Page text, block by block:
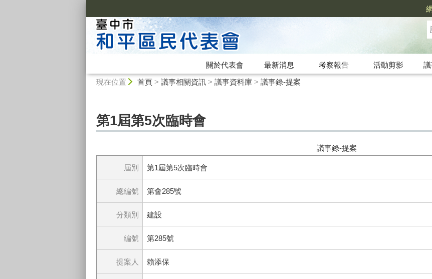
關於代表會 最新消息 考察報告 活動剪影
現在位置 首頁> 議事相關資訊> 議事資料庫> 議事錄-提案
第1屆第5次臨時會
議事錄-提案
屆別 第1屆第5次臨時會
總編號 第會285號
分類別 建設
編號 第285號
提案人 賴添保